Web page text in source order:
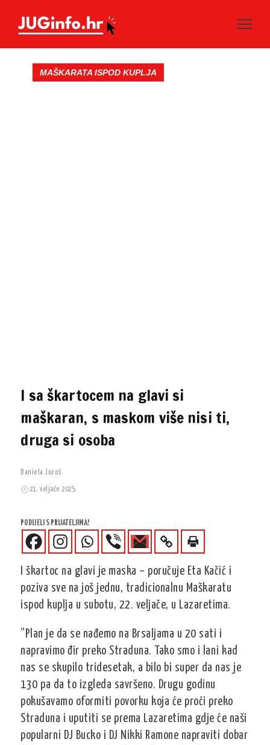
MAŠKARATA ISPOD KUPLJA
I sa škartocem na glavi si
maškaran, s maskom više nisi ti,
druga si osoba
Daniela Juroš
21. veljače 2025.
PODIJELI S PRIJATELJIMA!
I škartoc na glavi je maska – poručuje Eta Kačić i
poziva sve na još jednu, tradicionalnu Maškaratu
ispod kuplja u subotu, 22. veljače, u Lazaretima.
“Plan je da se nađemo na Brsaljama u 20 sati i
napravimo đir preko Straduna. Tako smo i lani kad
nas se skupilo tridesetak, a bilo bi super da nas je
130 pa da to izgleda savršeno. Drugu godinu
pokušavamo oformiti povorku koja će proći preko
Straduna i uputiti se prema Lazaretima gdje će naši
popularni DJ Bucko i DJ Nikki Ramone napraviti dobar